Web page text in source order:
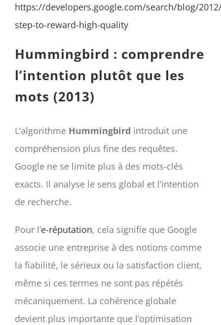
https://developers.google.com/search/blog/
step-to-reward-high-quality
Hummingbird : comprendre
l’intention plutôt que les
mots (2013)
L’algorithme Hummingbird introduit une
compréhension plus fine des requêtes.
Google ne se limite plus à des mots-clés
exacts. Il analyse le sens global et l’intention
de recherche.
Pour l’e-réputation, cela signifie que Google
associe une entreprise à des notions comme
la fiabilité, le sérieux ou la satisfaction client,
même si ces termes ne sont pas répétés
mécaniquement. La cohérence globale
devient plus importante que l’optimisation